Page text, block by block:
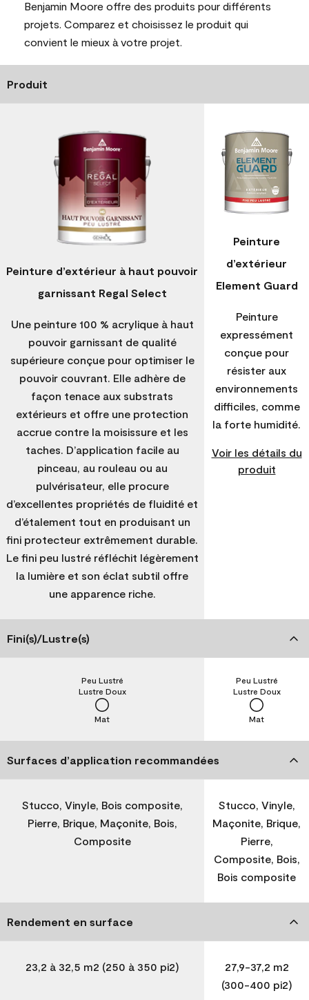
Benjamin Moore offre des produits pour différents
projets. Comparez et choisissez le produit qui
convient le mieux à votre projet.
Produit
Peinture d’extérieur à haut pouvoir
garnissant Regal Select
Une peinture 100 % acrylique à haut
pouvoir garnissant de qualité
supérieure conçue pour optimiser le
pouvoir couvrant. Elle adhère de
façon tenace aux substrats
extérieurs et offre une protection
accrue contre la moisissure et les
taches. D’application facile au
pinceau, au rouleau ou au
pulvérisateur, elle procure
d’excellentes propriétés de fluidité et
d’étalement tout en produisant un
fini protecteur extrêmement durable.
Le fini peu lustré réfléchit légèrement
la lumière et son éclat subtil offre
une apparence riche.
Peinture
d’extérieur
Element Guard
Peinture
expressément
conçue pour
résister aux
environnements
difficiles, comme
la forte humidité.
Voir les détails du
produit
Fini(s)/Lustre(s)
Mat
Lustre Doux
Peu Lustré
Mat
Lustre Doux
Peu Lustré
Surfaces d’application recommandées
Stucco, Vinyle, Bois composite,
Pierre, Brique, Maçonite, Bois,
Composite
Stucco, Vinyle,
Maçonite, Brique,
Pierre,
Composite, Bois,
Bois composite
Rendement en surface
23,2 à 32,5 m2 (250 à 350 pi2)
27,9-37,2 m2
(300-400 pi2)